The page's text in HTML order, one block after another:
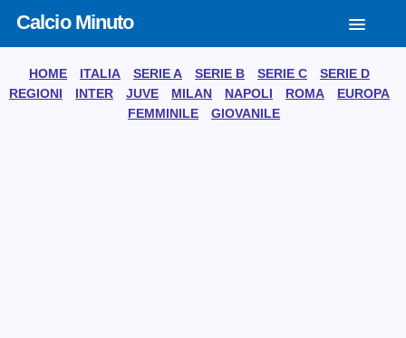
Calcio Minuto
HOME ITALIA SERIE A SERIE B SERIE C
SERIE D
REGIONI
INTER JUVE MILAN NAPOLI ROMA
EUROPA
FEMMINILE
GIOVANILE